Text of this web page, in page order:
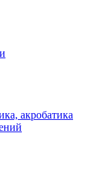
акробатика